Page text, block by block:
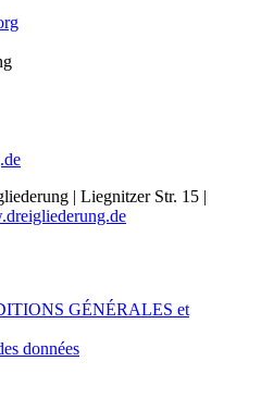
| Liegnitzer Str. 15 |
GÉNÉRALES et
données